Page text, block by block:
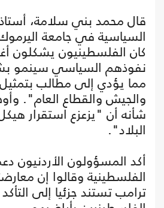
قال محمد بني سلامة،
السياسية في جامعة اليرموك
كان الفلسطينيون يشكلون
نفوذهم السياسي سينمو
مما يؤدي إلى مطالب بتمثيل
والجيش والقطاع العام".
شأنه أن "يزعزع استقرار
البلاد".
أكد المسؤولون الأردنيون
الفلسطينية وقالوا إن
ترامب تستند جزئيا إلى